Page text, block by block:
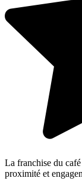
La franchise du
proximité et